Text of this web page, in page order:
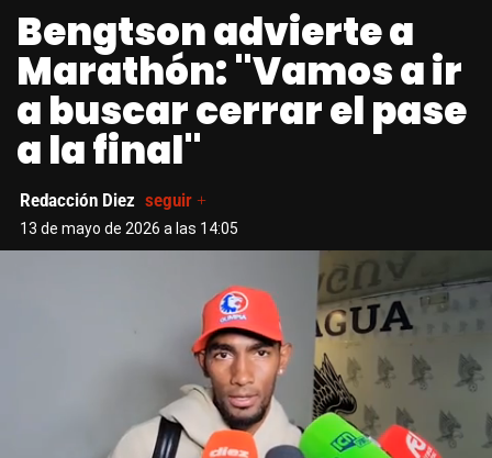
Bengtson advierte a
Marathón: "Vamos a ir
a buscar cerrar el pase
a la final"
Redacción Diez seguir +
13 de mayo de 2026 a las 14:05